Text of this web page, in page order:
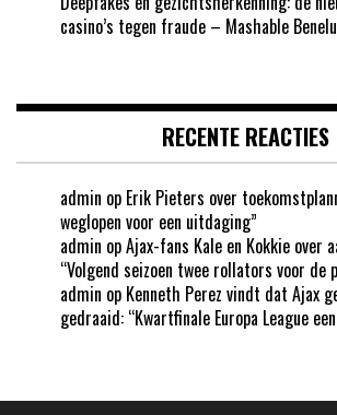
casino’s tegen fraude – Mashable
RECENTE REACTIES
admin op Erik Pieters over
weglopen voor een uitdaging”
admin opAjax-fans Kale en Kokkie over
“Volgend seizoen twee rollators voor de
admin op Kenneth Perez vindt dat Ajax
gedraaid: “Kwartfinale Europa League